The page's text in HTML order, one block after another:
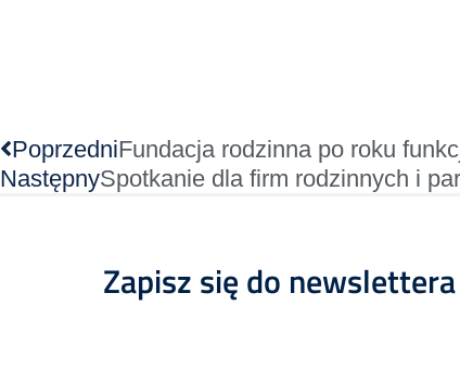
PoprzedniFundacja rodzinna po roku
NastępnySpotkanie dla firm rodzinnych i
Zapisz się do